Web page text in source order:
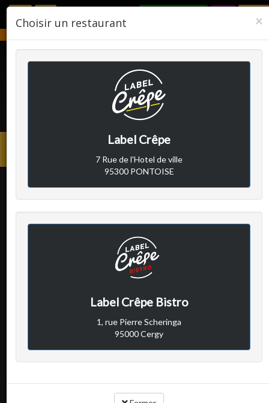
LABEL CRÊPE
Client A
a écrit le lundi 11 octobre
2021
Très bonne soirée
Rapport qualité / prix :
Service :
×
Choisir un restaurant
Label Crêpe
7 Rue de l'Hotel de ville
95300 PONTOISE
Label Crêpe Bistro
1, rue Pierre Scheringa
95000 Cergy